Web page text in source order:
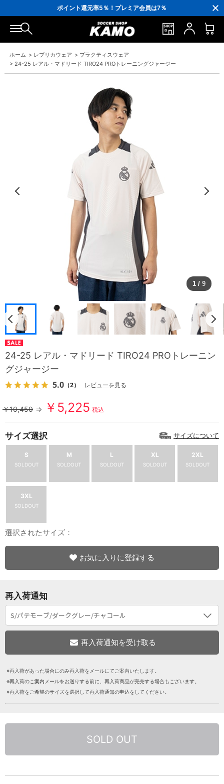
ポイント還元率5％！プレミア会員は7％
会員の方にはお誕生月に「10％OFFクーポン」プレゼント！
16,000円(税込)以上でシューズケースプレゼント！
3,300円(税込)以上で送料無料！
ホーム > レプリカウェア > プラクティスウェア
> 24-25 レアル・マドリード TIRO24 PROトレーニングジャージー
1 / 9
24-25 レアル・マドリード TIRO24 PROトレーニン
グジャージー
5.0 （2） レビューを見る
￥10,450 ⇒ ￥5,225 税込
サイズ選択 サイズについて
S
SOLDOUT
M
SOLDOUT
L
SOLDOUT
XL
SOLDOUT
2XL
SOLDOUT
3XL
SOLDOUT
選択されたサイズ：
お気に入りに登録する
再入荷通知
※再入荷があった場合にのみ再入荷をメールにてご案内いたします。
※再入荷のご案内メールをお送りする前に、再入荷商品が完売する場合もございます。
※再入荷をご希望のサイズを選択して再入荷通知の申込をしてください。
SOLD OUT